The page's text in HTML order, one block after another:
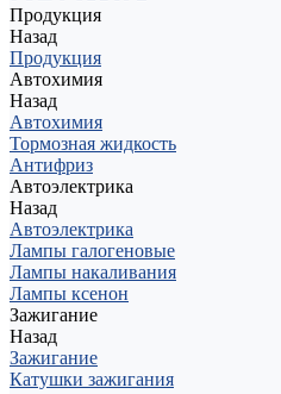
Продукция
Назад
Продукция
Автохимия
Назад
Автохимия
Тормозная жидкость
Антифриз
Автоэлектрика
Назад
Автоэлектрика
Лампы галогеновые
Лампы накаливания
Лампы ксенон
Зажигание
Назад
Зажигание
Катушки зажигания